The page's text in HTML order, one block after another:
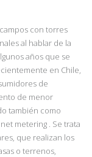
con torres
al hablar de la
años que se
en Chile,
de
de menor
también como
metering . Se trata
que realizan los
o terrenos,